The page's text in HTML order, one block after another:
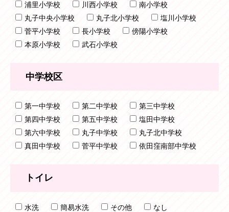
浦里小学校
川西小学校
南小学校
丸子中央小学校
丸子北小学校
塩川小学校
菅平小学校
長小学校
傍陽小学校
本原小学校
武石小学校
中学校区
第一中学校 第二中学校
第三中学校
第四中学校
第五中学校
塩田中学校
第六中学校
丸子中学校
丸子北中学校
真田中学校
菅平中学校 依田窪南部中学校
トイレ
水洗 簡易水洗 その他 なし